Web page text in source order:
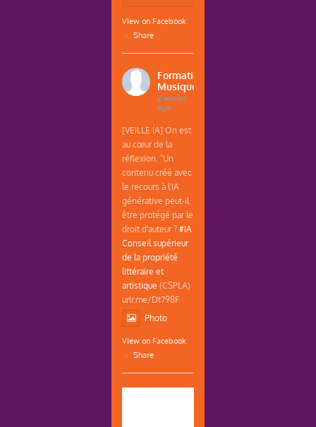
View on Facebook
·
Share
Formations
Musique
2 weeks
ago
[VEILLE IA] On est
au cœur de la
réflexion. "Un
contenu créé avec
le recours à l'IA
générative peut-il
être protégé par le
droit d'auteur ?#IA
Conseil supérieur
de la propriété
littéraire et
artistique (CSPLA)
urlr.me/Dt798F
Photo
View on Facebook
·
Share